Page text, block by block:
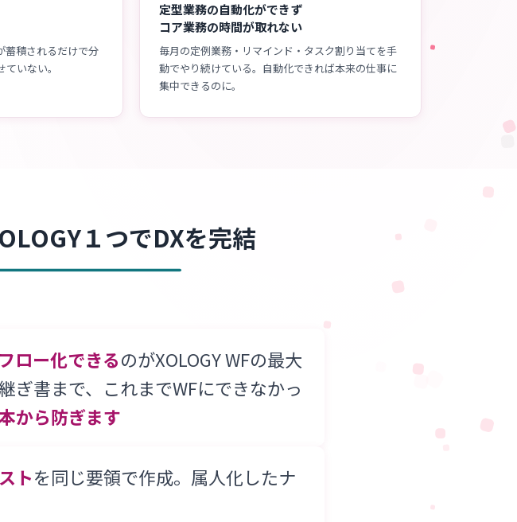
蓄積されるだけで分
いない。
定型業務の自動化ができず
コア業務の時間が取れない
毎月の定例業務・リマインド・タスク割り当てを手
動でやり続けている。自動化できれば本来の仕事に
集中できるのに。
１つでDXを完結
ロー化できるのがXOLOGY WFの最大
ぎ書まで、これまでWFにできなかっ
から防ぎます
トを同じ要領で作成。属人化したナ